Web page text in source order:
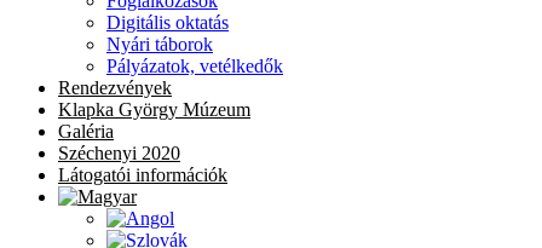
Digitális oktatás
Nyári táborok
Pályázatok, vetélkedők
Rendezvények
Klapka György Múzeum
Galéria
Széchenyi 2020
Látogatói információk